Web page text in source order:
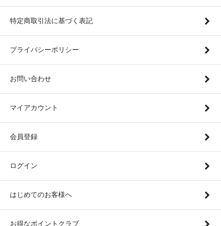
特定商取引法に基づく表記
プライバシーポリシー
お問い合わせ
マイアカウント
会員登録
ログイン
はじめてのお客様へ
お得なポイントクラブ